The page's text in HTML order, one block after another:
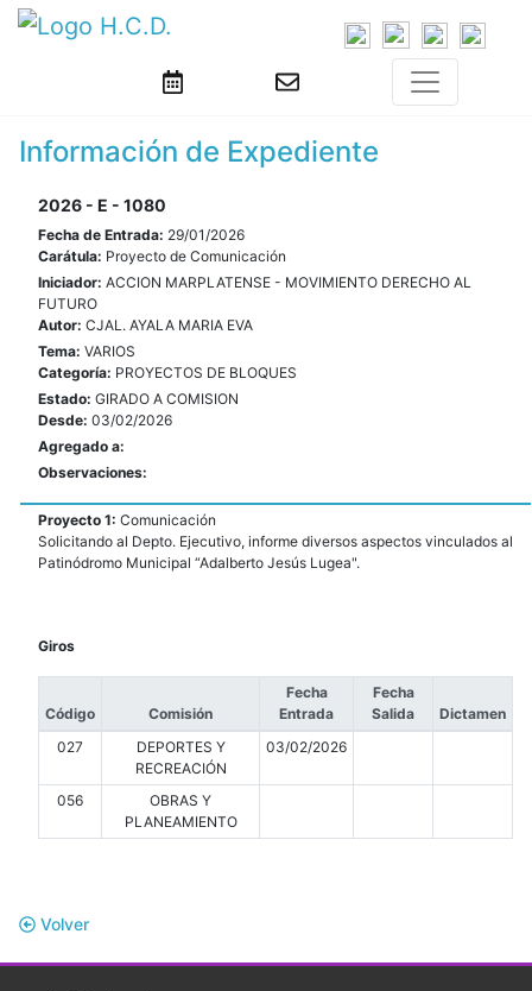
Información de Expediente
2026 - E - 1080
Fecha de Entrada: 29/01/2026
Carátula: Proyecto de Comunicación
Iniciador: ACCION MARPLATENSE - MOVIMIENTO DERECHO AL
FUTURO
Autor: CJAL. AYALA MARIA EVA
Tema: VARIOS
Categoría: PROYECTOS DE BLOQUES
Estado: GIRADO A COMISION
Desde: 03/02/2026
Agregado a:
Observaciones:
Proyecto 1: Comunicación
Solicitando al Depto. Ejecutivo, informe diversos aspectos vinculados al
Patinódromo Municipal “Adalberto Jesús Lugea".
Giros
Código Comisión
Fecha
Entrada
Fecha
Salida
Dictamen
027
DEPORTES Y
RECREACIÓN
03/02/2026
056
OBRAS Y
PLANEAMIENTO
Volver